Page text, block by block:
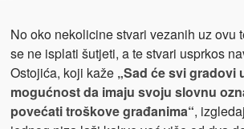
No oko nekolicine stvari vezanih uz ovu
se ne isplati šutjeti, a te stvari usprkos
Ostojića, koji kaže „Sad će svi gradovi
mogućnost da imaju svoju slovnu
povećati troškove građanima“,